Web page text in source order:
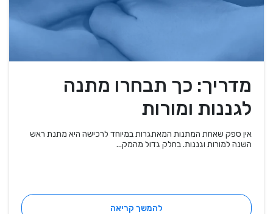
מדריך: כך תבחרו מתנה
לגננות ומורות
אין ספק שאחת המתנות המאתגרות במיוחד לרכישה היא מתנת ראש
השנה למורות וגננות. בחלק גדול מהמק...
להמשך קריאה